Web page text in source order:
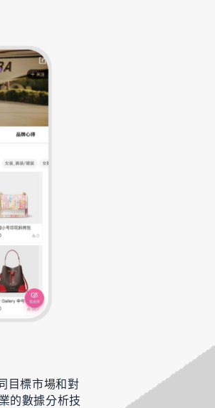
目標市場和對
的數據分析技